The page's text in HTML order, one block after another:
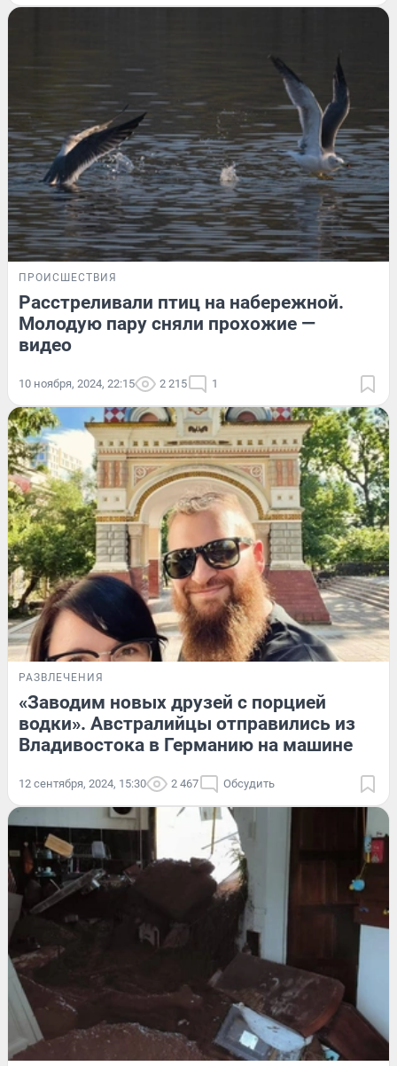
ПРОИСШЕСТВИЯ
Расстреливали птиц на набережной.
Молодую пару сняли прохожие —
видео
10 ноября, 2024, 22:15 2 215 1
РАЗВЛЕЧЕНИЯ
«Заводим новых друзей с порцией
водки». Австралийцы отправились из
Владивостока в Германию на машине
12 сентября, 2024, 15:30 2 467 Обсудить